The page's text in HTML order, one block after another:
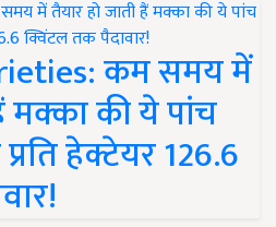
कम समय में
मक्का की ये पांच
हेक्टेयर 126.6